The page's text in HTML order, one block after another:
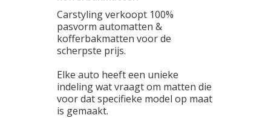
Carstyling verkoopt 100%
pasvorm automatten &
kofferbakmatten voor de
scherpste prijs.
Elke auto heeft een unieke
indeling wat vraagt om matten die
voor dat specifieke model op maat
is gemaakt.